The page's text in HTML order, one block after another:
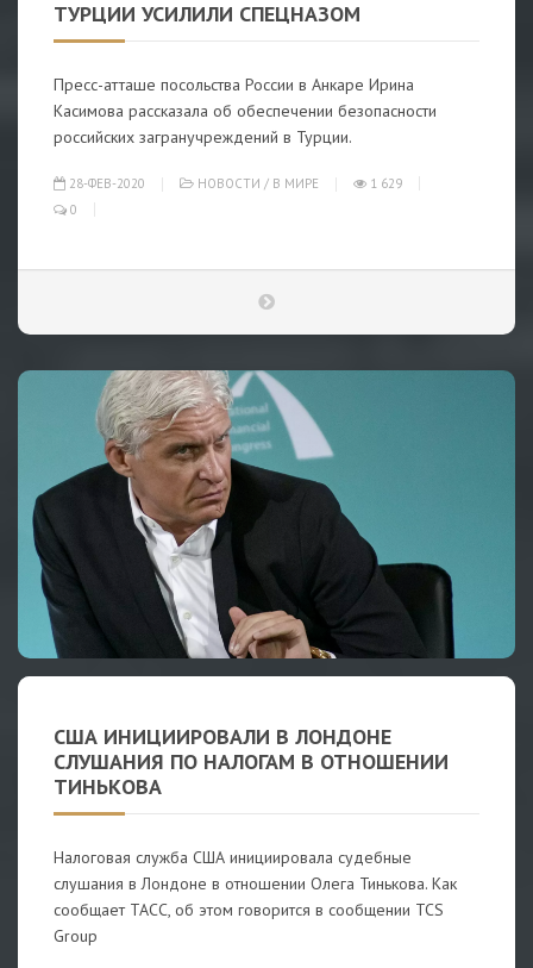
ТУРЦИИ УСИЛИЛИ СПЕЦНАЗОМ
Пресс-атташе посольства России в Анкаре Ирина
Касимова рассказала об обеспечении безопасности
российских загранучреждений в Турции.
28-ФЕВ-2020 НОВОСТИ / В МИРЕ
1 629
0
США ИНИЦИИРОВАЛИ В ЛОНДОНЕ
СЛУШАНИЯ ПО НАЛОГАМ В ОТНОШЕНИИ
ТИНЬКОВА
Налоговая служба США инициировала судебные
слушания в Лондоне в отношении Олега Тинькова. Как
сообщает ТАСС, об этом говорится в сообщении TCS
Group